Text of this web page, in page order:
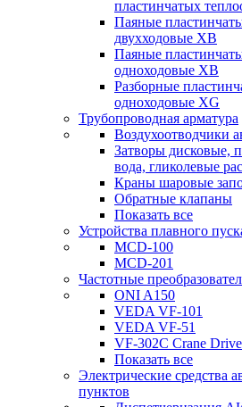
пластинчатых
Паяные
двухходовые XB
Паяные
одноходовые ХВ
Разборные
одноходовые ХG
Трубопроводная арматура
Воздухоотводчики
Затворы дисковые,
вода, гликолевые
Краны шаровые
Обратные клапаны
Показать все
Устройства плавного
MCD-100
MCD-201
Частотные
ONI A150
VEDA VF-101
VEDA VF-51
VF-302C Crane Drive
Показать все
Электрические средства
пунктов